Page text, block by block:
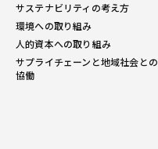
サステナビリティの考え方
環境への取り組み
人的資本への取り組み
サプライチェーンと地域社会との
協働